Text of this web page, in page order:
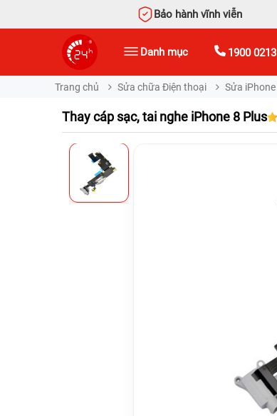
Bảo hành vĩnh viễn
Danh mục 1900 0213
Trang chủ Sửa chữa Điện thoại Sửa iPhone
Thay cáp sạc, tai nghe iPhone 8 Plus